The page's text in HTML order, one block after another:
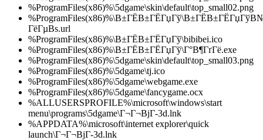
%ProgramFiles(x86)%\5dgame\skin\default\top_small02.png
ГёГµВѕ.url
%ProgramFiles(x86)%\В±ГЁВ±ГЁГџГў\bibibei.ico
%ProgramFiles(x86)%\В±ГЁВ±ГЁГџГў\Г°В¶ГґГё.exe
%ProgramFiles(x86)%\5dgame\skin\default\top_small03.png
%ProgramFiles(x86)%\5dgame\tj.ico
%ProgramFiles(x86)%\5dgame\webgame.exe
%ProgramFiles(x86)%\5dgame\fancygame.ocx
%ALLUSERSPROFILE%\microsoft\windows\start
menu\programs\5dgame\Г¬Г¬ВјГ­-3d.lnk
%APPDATA%\microsoft\internet explorer\quick
launch\Г¬Г¬ВјГ­-3d.lnk